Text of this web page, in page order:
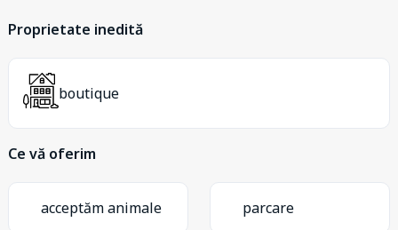
Proprietate inedită
boutique
Ce vă oferim
acceptăm animale parcare